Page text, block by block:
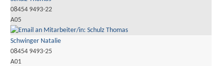
08454 9493-22
A05
Schwinger Natalie
08454 9493-25
A01